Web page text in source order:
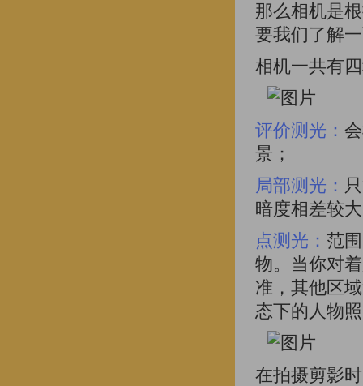
那么相机是
要我们了解
相机一共有
评价测光：
景；
局部测光：
暗度相差较
点测光： 范
物。当你对
准，其他区
态下的人物
在拍摄剪影